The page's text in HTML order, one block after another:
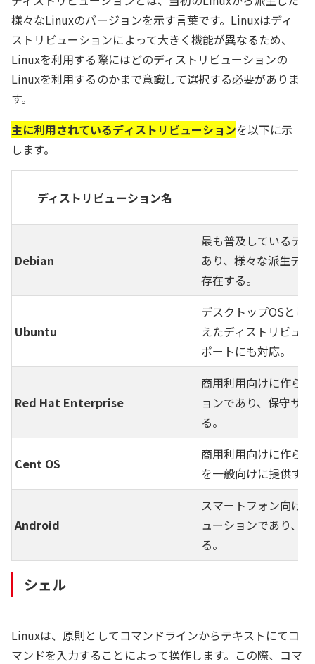
様々なLinuxのバージョンを示す言葉です。Linuxはディ
ストリビューションによって大きく機能が異なるため、
Linuxを利用する際にはどのディストリビューションの
Linuxを利用するのかまで意識して選択する必要がありま
す。
主に利用されているディストリビューションを以下に示
します。
ディストリビューション名
Debian
最も普及しているデ
あり、様々な派生デ
存在する。
Ubuntu
デスクトップOSとし
えたディストリビュ
ポートにも対応。
Red Hat Enterprise
商用利用向けに作ら
ョンであり、保守サ
る。
Cent OS
商用利用向けに作ら
を一般向けに提供す
Android
スマートフォン向け
ューションであり、
る。
シェル
Linuxは、原則としてコマンドラインからテキストにてコ
マンドを入力することによって操作します。この際、コマ